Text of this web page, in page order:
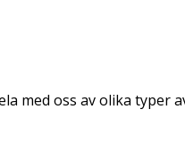
med oss av olika typer